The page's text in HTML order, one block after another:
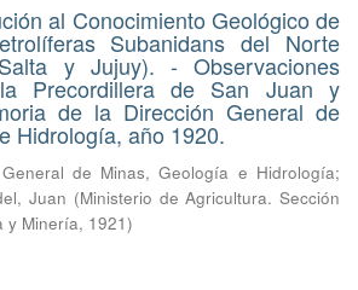
al Conocimiento Geológico de
Subanidans del Norte
y Jujuy). - Observaciones
Precordillera de San Juan y
de la Dirección General de
Hidrología, año 1920.
de Minas, Geología e Hidrología;
Juan (Ministerio de Agricultura. Sección
y Minería, 1921)